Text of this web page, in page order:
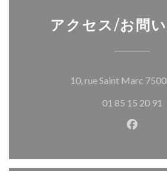
アクセス/お問
10, rue Saint Marc
01 85 15 20 91